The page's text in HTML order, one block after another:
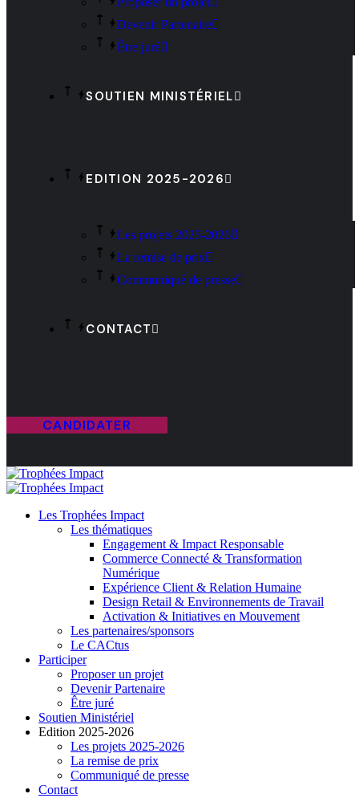
Devenir Partenaire
Être juré
SOUTIEN MINISTÉRIEL
EDITION 2025-2026
Les projets 2025-2026
La remise de prix
Communiqué de presse
CONTACT
CANDIDATER
Les Trophées Impact
Les thématiques
Engagement & Impact Responsable
Commerce Connecté & Transformation
Numérique
Expérience Client & Relation Humaine
Design Retail & Environnements de Travail
Activation & Initiatives en Mouvement
Les partenaires/sponsors
Le CACtus
Participer
Proposer un projet
Devenir Partenaire
Être juré
Soutien Ministériel
Edition 2025-2026
Les projets 2025-2026
La remise de prix
Communiqué de presse
Contact